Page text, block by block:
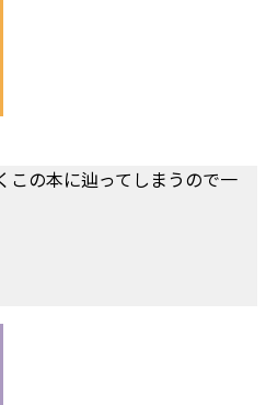
この本に辿ってしまうので一